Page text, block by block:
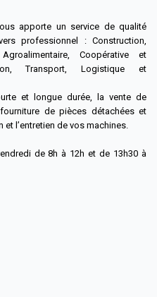
apporte un service de qualité
professionnel : Construction,
Coopérative et
Transport, Logistique et
et longue durée, la vente de
de pièces détachées et
et l’entretien de vos machines.
de 8h à 12h et de 13h30 à